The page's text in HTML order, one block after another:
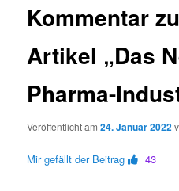
Kommentar
Artikel „Das
Pharma-
Veröffentlicht am24. Januar 2022
Mir gefällt der Beitrag 43